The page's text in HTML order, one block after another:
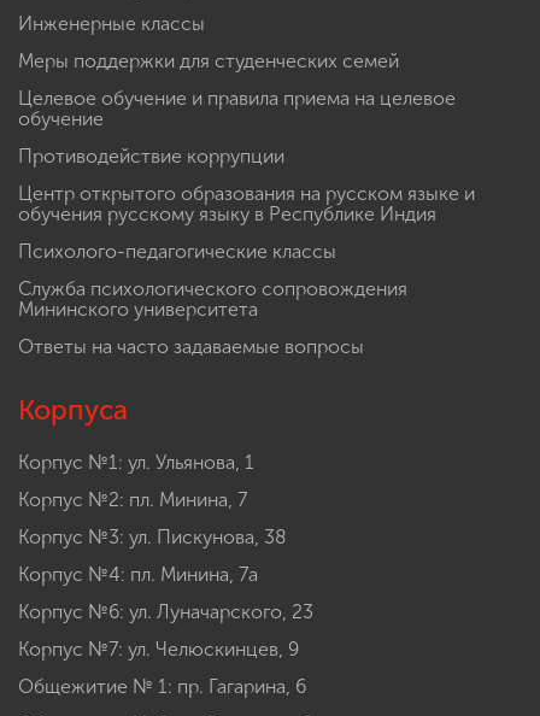
Инженерные классы
Меры поддержки для студенческих семей
Целевое обучение и правила приема на целевое
обучение
Противодействие коррупции
Центр открытого образования на русском языке и
обучения русскому языку в Республике Индия
Психолого-педагогические классы
Служба психологического сопровождения
Мининского университета
Ответы на часто задаваемые вопросы
Корпуса
Корпус №1: ул. Ульянова, 1
Корпус №2: пл. Минина, 7
Корпус №3: ул. Пискунова, 38
Корпус №4: пл. Минина, 7а
Корпус №6: ул. Луначарского, 23
Корпус №7: ул. Челюскинцев, 9
Общежитие № 1: пр. Гагарина, 6